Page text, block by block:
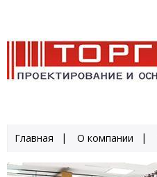
Главная О компании